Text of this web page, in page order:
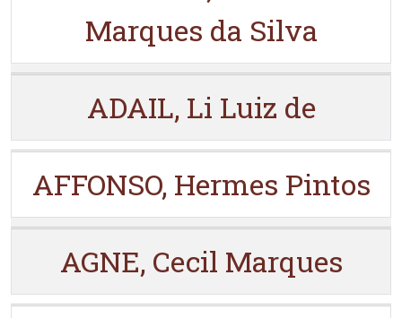
Marques da Silva
ADAIL, Li Luiz de
AFFONSO, Hermes Pintos
AGNE, Cecil Marques